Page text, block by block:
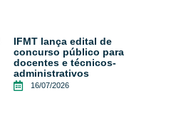
IFMT lança edital de
concurso público para
docentes e técnicos-
administrativos
16/07/2026